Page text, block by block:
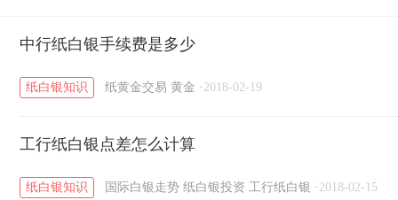
黄金T+D知识 / 粤贵银知识
中行纸白银手续费是多少
纸白银知识 纸黄金交易 黄金 · 2018-02-19
工行纸白银点差怎么计算
纸白银知识 国际白银走势 纸白银投资 工行纸白银 · 2018-02-15